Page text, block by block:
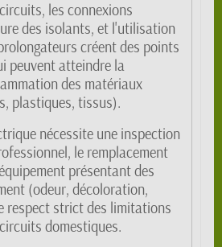
les connexions
des isolants, et l'utilisation
créent des points
peuvent atteindre la
des matériaux
plastiques, tissus).
nécessite une inspection
le remplacement
présentant des
(odeur, décoloration,
respect strict des limitations
domestiques.